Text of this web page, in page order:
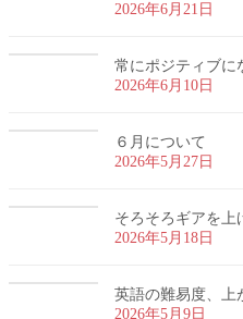
2026年6月21日
常にポジティブに
2026年6月10日
６月について
2026年5月27日
そろそろギアを上
2026年5月18日
英語の難易度、上
2026年5月9日